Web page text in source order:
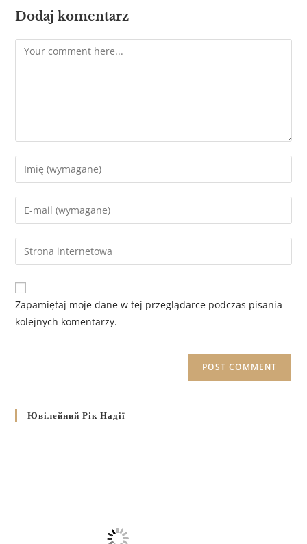
Dodaj komentarz
Zapamiętaj moje dane w tej przeglądarce podczas pisania
kolejnych komentarzy.
Ювілейний Рік Надії